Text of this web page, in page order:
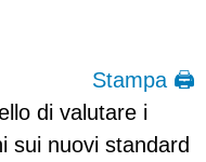
Stampa 🖨
di valutare i
sui nuovi standard